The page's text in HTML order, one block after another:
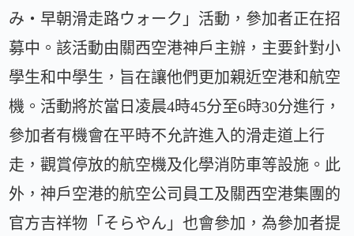
み・早朝滑走路ウォーク」活動，參加者正在招
募中。該活動由關西空港神戶主辦，主要針對小
學生和中學生，旨在讓他們更加親近空港和航空
機。活動將於當日凌晨4時45分至6時30分進行，
參加者有機會在平時不允許進入的滑走道上行
走，觀賞停放的航空機及化學消防車等設施。此
外，神戶空港的航空公司員工及關西空港集團的
官方吉祥物「そらやん」也會參加，為參加者提